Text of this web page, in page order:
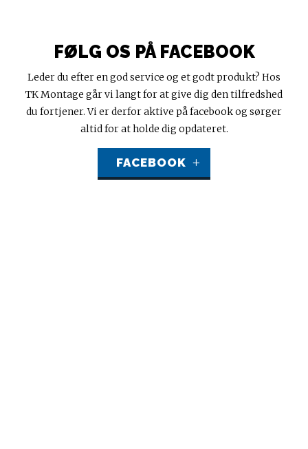
FØLG OS PÅ FACEBOOK
Leder du efter en god service og et godt produkt? Hos
TK Montage går vi langt for at give dig den tilfredshed
du fortjener. Vi er derfor aktive på facebook og sørger
altid for at holde dig opdateret.
FACEBOOK